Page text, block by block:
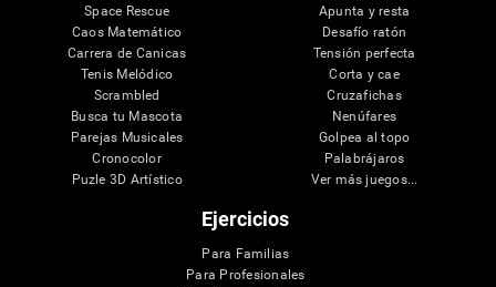
Space Rescue
Caos Matemático
Carrera de Canicas
Tenis Melódico
Scrambled
Busca tu Mascota
Parejas Musicales
Cronocolor
Puzle 3D Artístico
Apunta y resta
Desafío ratón
Tensión perfecta
Corta y cae
Cruzafichas
Nenúfares
Golpea al topo
Palabrájaros
Ver más juegos...
Ejercicios
Para Familias
Para Profesionales